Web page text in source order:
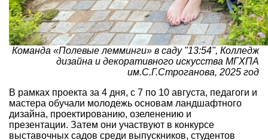
Команда «Полевые лемминги» в саду "13:54", Колледж
дизайна и декоративного искусства МГХПА
им.С.Г.Строганова, 2025 год
В рамках проекта за 4 дня, с 7 по 10 августа, педагоги и
мастера обучали молодежь основам ландшафтного
дизайна, проектированию, озеленению и
презентации. Затем они участвуют в конкурсе
выставочных садов среди выпускников, студентов